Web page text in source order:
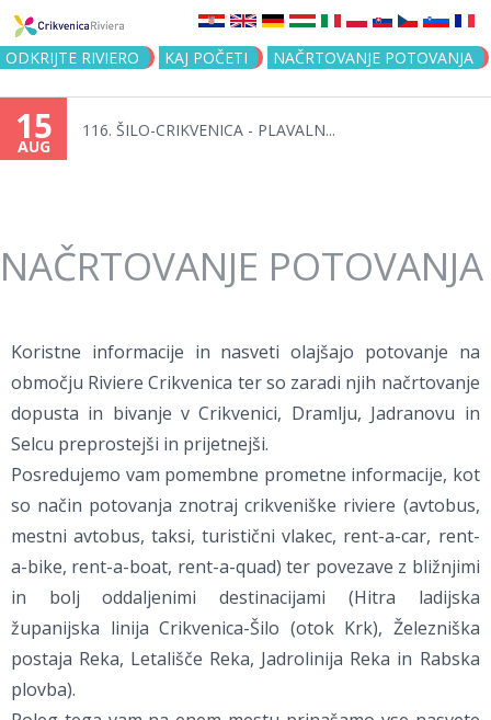
Jump to navigation
ODKRIJTE RIVIERO KAJ POČETI NAČRTOVANJE POTOVANJA
15
AUG
116. ŠILO-CRIKVENICA - PLAVALN...
NAČRTOVANJE POTOVANJA
Koristne informacije in nasveti olajšajo potovanje na
območju Riviere Crikvenica ter so zaradi njih načrtovanje
dopusta in bivanje v Crikvenici, Dramlju, Jadranovu in
Selcu preprostejši in prijetnejši.
Posredujemo vam pomembne prometne informacije, kot
so način potovanja znotraj crikveniške riviere (avtobus,
mestni avtobus, taksi, turistični vlakec, rent-a-car, rent-
a-bike, rent-a-boat, rent-a-quad) ter povezave z bližnjimi
in bolj oddaljenimi destinacijami (Hitra ladijska
županijska linija Crikvenica-Šilo (otok Krk), Železniška
postaja Reka, Letališče Reka, Jadrolinija Reka in Rabska
plovba).